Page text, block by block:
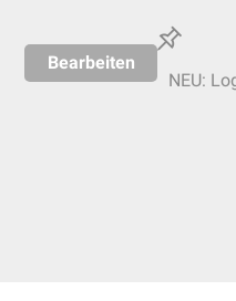
Bearbeiten
NEU: